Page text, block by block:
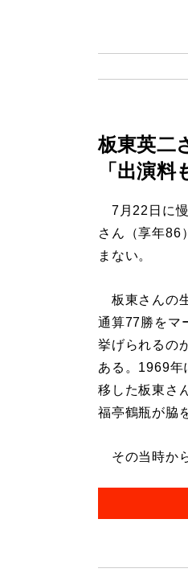
板東英二
「出演
7月22日に慢
さん（享年86
まない。
板東さんの
通算77勝をマ
挙げられるの
ある。1969年
移した板東さ
福亭鶴瓶が脇
その当時か